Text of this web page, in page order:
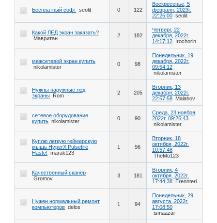
Бесплатный софт seolit 0 122
Воскресенье, 5
февраля, 2023г.
22:25:00 seolit
Какой ЛЕД экран заказать?
Мавритан
2 182
Четверг, 22
декабря, 2022г.
14:17:12 Irochorin
межсетевой экран купить
nikolamister
0 98
Понедельник, 19
декабря, 2022г.
09:54:12
nikolamister
Нужны наружные лед
экраны Rom 2 205
Вторник, 13
декабря, 2022г.
22:57:58 Malahov
сетевое оборудование
купить nikolamister 0 90
Среда, 23 ноября,
2022г. 09:26:43
nikolamister
Куплю легкую геймерскую
мышь HyperX Pulsefire
Haste!
marak123
1 96
Вторник, 18
октября, 2022г.
10:57:46
TheMo123
Качественный сканер
Gromov
3 181
Вторник, 4
октября, 2022г.
17:44:38 Erennteri
Нужен нормальный ремонт
компьютеров delos 1 94
Понедельник, 29
августа, 2022г.
17:08:50
ismaazar